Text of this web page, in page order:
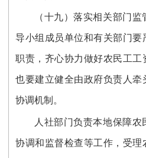
（十九）落实相关部门
导小组成员单位和有关部门要
职责，齐心协力做好农民工工
也要建立健全由政府负责人
协调机制。
人社部门负责本地保障
协调和监督检查等工作，受理